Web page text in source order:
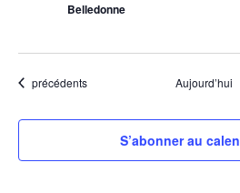
Belledonne
Évènements
précédents Aujourd’hui
S’abonner au